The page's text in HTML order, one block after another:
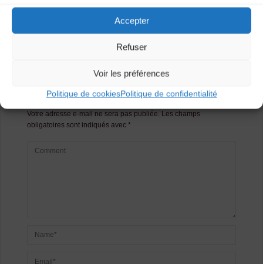
Accepter
Refuser
Voir les préférences
Politique de cookiesPolitique de confidentialité
Laisser un
commentaire
Votre adresse e-mail ne sera pas publiée. Les champs
obligatoires sont indiqués avec *